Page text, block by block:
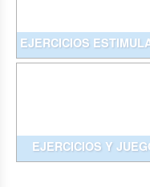
EJERCICIOS
EJERCICIOS Y